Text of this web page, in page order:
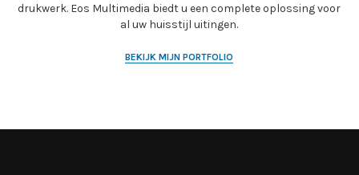
drukwerk. Eos Multimedia biedt u een complete oplossing voor
al uw huisstijl uitingen.
BEKIJK MIJN PORTFOLIO